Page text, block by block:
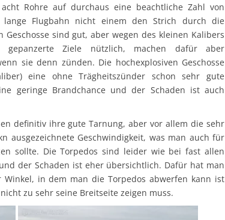
Rohre auf durchaus eine beachtliche Zahl von
Flugbahn nicht einem den Strich durch die
sind gut, aber wegen des kleinen Kalibers
Ziele nützlich, machen dafür aber
sie denn zünden. Die hochexplosiven Geschosse
eine ohne Trägheitszünder schon sehr gute
geringe Brandchance und der Schaden ist auch
definitiv ihre gute Tarnung, aber vor allem die sehr
ausgezeichnete Geschwindigkeit, was man auch für
sollte. Die Torpedos sind leider wie bei fast allen
der Schaden ist eher übersichtlich. Dafür hat man
in dem man die Torpedos abwerfen kann ist
zu sehr seine Breitseite zeigen muss.